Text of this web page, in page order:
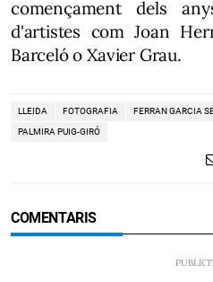
començament dels
d'artistes com Joan
Barceló o Xavier Grau.
LLEIDA FOTOGRAFIA FERRAN GARCIA
PALMIRA PUIG-GIRÓ
COMENTARIS